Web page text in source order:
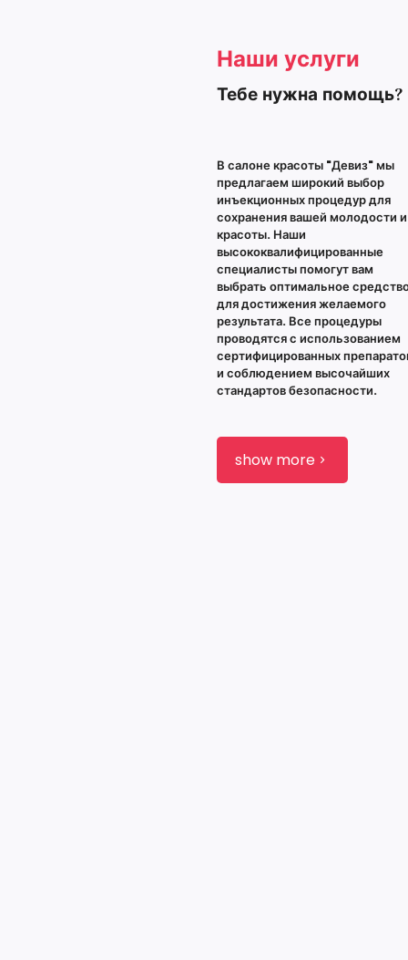
Наши услуги
Тебе нужна помощь?
В салоне красоты "Девиз" мы
предлагаем широкий выбор
инъекционных процедур для
сохранения вашей молодости и
красоты. Наши
высококвалифицированные
специалисты помогут вам
выбрать оптимальное
для достижения желаемого
результата. Все процедуры
проводятся с использованием
сертифицированных
и соблюдением высочайших
стандартов безопасности.
show more